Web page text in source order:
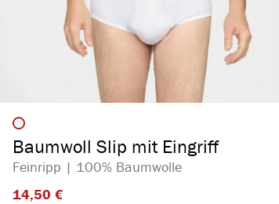
Artikelfarbe
Baumwoll Slip mit Eingriff
Feinripp | 100% Baumwolle
14,50 €​